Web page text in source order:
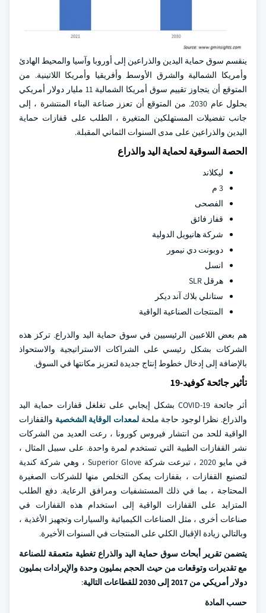
ينقسم سوق حماية اليدين والذراعين إلى أوروبا وآسيا والمحيط الهادئ
وأمريكا الشمالية والشرق الأوسط وأفريقيا وأمريكا اللاتينية. من
المتوقع أن يتجاوز تقييم سوق أمريكا الشمالية 11 مليار دولار أمريكي
بحلول عام 2030. من المتوقع أن تعزز صناعة البناء المنتشرة ، إلى
جانب تفضيلات المستهلكين المتغيرة ، الطلب على قفازات حماية
اليدين والذراعين على مدى السنوات الثماني المقبلة.
الحصة السوقية لحماية اليد والذراع
ليكلاند
3 م
الفصحى
قفاز فائق
شركة هانيويل الدولية
دوبونت دي نيمور
انسل
هرقل SLR
ستانلي بلاك آند ديكر
المنتجات الصناعية الواقية
هم بعض اللاعبين الرئيسيين في سوق حماية اليد والذراع. تركز هذه
الشركات بشكل رئيسي على الشراكات الاستراتيجية والاستحواذ
بالإضافة إلى إدخال خطوط إنتاج جديدة لتعزيز مكانتها في السوق.
تأثير جائحة كوفيد-19
أثر جائحة COVID-19 بشكل إيجابي على تغلغل قفازات حماية اليد
والذراع. نظرا لوجود حاجة ملحةلمعدات الوقاية الشخصية والقفازات
الواقية للحد من انتشار فيروس كورونا ، رعت العديد من الشركات
نشر القفازات الطبية التي تستخدم لمرة واحدة. على سبيل المثال ،
في مايو 2020 ، تبرعت شركة Superior Glove ، وهي شركة كندية
لتصنيع القفازات ، بقفازات يمكن التخلص منها للشركات الصغيرة
المحتاجة ، بما في ذلك المستشفيات ومرافق الرعاية. دفع الطلب
المتزايد على القفازات الواقية إلى استخدام هذه القفازات في
صناعات أخرى ، مثل الصناعات الكيميائية والسيارات وتجهيز الأغذية ،
وبالتالي زيادة الإقبال الكلي على المنتجات في السنوات الأخيرة.
يتضمن تقرير أبحاث سوق حماية اليد والذراع تغطية متعمقة للصناعة
مع تقديرات وتوقعات من حيث الحجم بمليون وحدة والإيرادات بمليون
دولار أمريكي من 2017 إلى 2030 للقطاعات التالية
:
حسب المادة